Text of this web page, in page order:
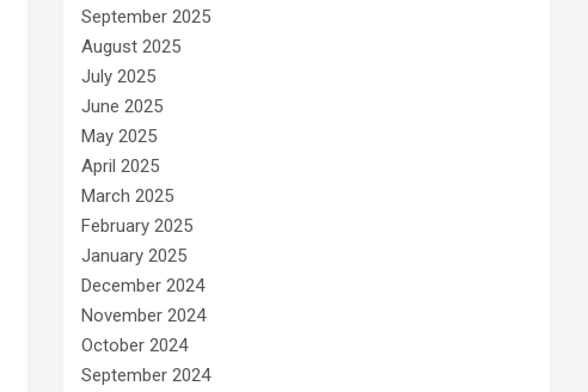
September 2025
August 2025
July 2025
June 2025
May 2025
April 2025
March 2025
February 2025
January 2025
December 2024
November 2024
October 2024
September 2024